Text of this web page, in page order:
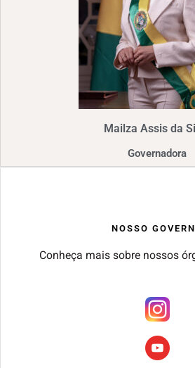
Mailza Assis da
Governadora
NOSSO
Conheça mais sobre nossos